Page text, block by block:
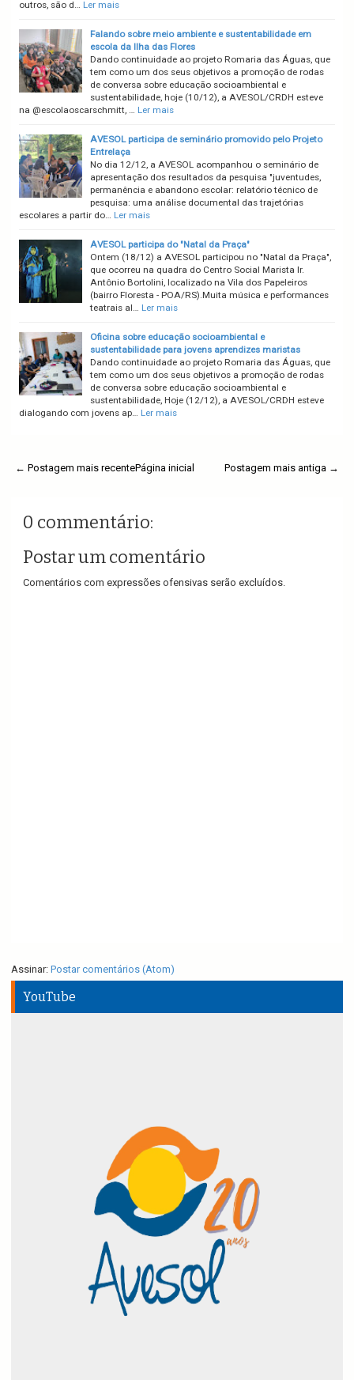
outros, são d… Ler mais
Falando sobre meio ambiente e sustentabilidade em
escola da Ilha das Flores
Dando continuidade ao projeto Romaria das Águas, que
tem como um dos seus objetivos a promoção de rodas
de conversa sobre educação socioambiental e
sustentabilidade, hoje (10/12), a AVESOL/CRDH esteve
na @escolaoscarschmitt, … Ler mais
AVESOL participa de seminário promovido pelo Projeto
Entrelaça
No dia 12/12, a AVESOL acompanhou o seminário de
apresentação dos resultados da pesquisa "juventudes,
permanência e abandono escolar: relatório técnico de
pesquisa: uma análise documental das trajetórias
escolares a partir do… Ler mais
AVESOL participa do "Natal da Praça"
Ontem (18/12) a AVESOL participou no "Natal da Praça",
que ocorreu na quadra do Centro Social Marista Ir.
Antônio Bortolini, localizado na Vila dos Papeleiros
(bairro Floresta - POA/RS).Muita música e performances
teatrais al… Ler mais
Oficina sobre educação socioambiental e
sustentabilidade para jovens aprendizes maristas
Dando continuidade ao projeto Romaria das Águas, que
tem como um dos seus objetivos a promoção de rodas
de conversa sobre educação socioambiental e
sustentabilidade, Hoje (12/12), a AVESOL/CRDH esteve
dialogando com jovens ap… Ler mais
← Postagem mais recente Postagem mais antiga →
Página inicial
0 commentário:
Postar um comentário
Comentários com expressões ofensivas serão excluídos.
Assinar: Postar comentários (Atom)
YouTube